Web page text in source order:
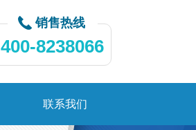
销售热线
400-8238066
联系我们